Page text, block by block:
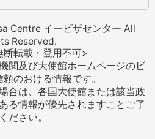
Centre イービザセンター All
Reserved.
断転載・登用不可>
関及び大使館ホームページのビ
のおける情報です。
合は、各国大使館または該当政
る情報が優先されますことご了
ださい。